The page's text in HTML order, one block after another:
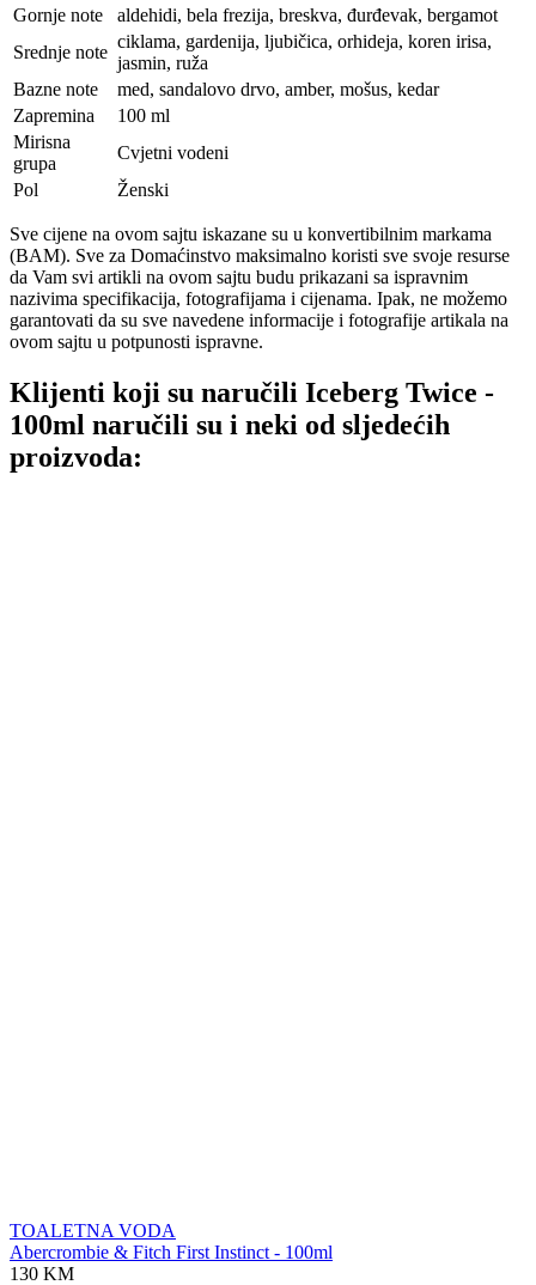
Gornje note
aldehidi, bela frezija, breskva, đurđevak, bergamot
Srednje note
ciklama, gardenija, ljubičica, orhideja, koren irisa,
jasmin, ruža
Bazne note
med, sandalovo drvo, amber, mošus, kedar
Zapremina
100 ml
Mirisna
grupa
Cvjetni vodeni
Pol
Ženski
Sve cijene na ovom sajtu iskazane su u konvertibilnim markama
(BAM). Sve za Domaćinstvo maksimalno koristi sve svoje resurse
da Vam svi artikli na ovom sajtu budu prikazani sa ispravnim
nazivima specifikacija, fotografijama i cijenama. Ipak, ne možemo
garantovati da su sve navedene informacije i fotografije artikala na
ovom sajtu u potpunosti ispravne.
Klijenti koji su naručili Iceberg Twice -
100ml naručili su i neki od sljedećih
proizvoda:
TOALETNA VODA
Abercrombie & Fitch First Instinct - 100ml
130 KM